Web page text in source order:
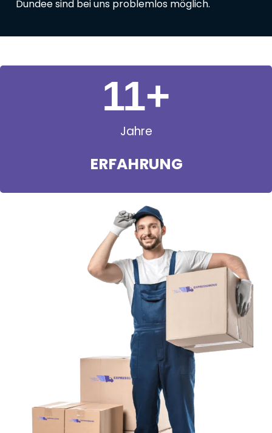
Dundee sind bei uns problemlos möglich.
Jahre
ERFAHRUNG
11+